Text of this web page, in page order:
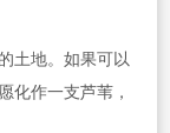
土地。如果可以
化作一支芦苇，